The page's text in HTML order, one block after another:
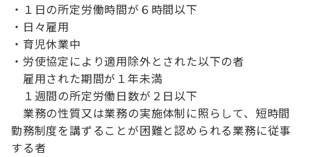
・１日の所定労働時間が６時間以下
・日々雇用
・育児休業中
・労使協定により適用除外とされた以下の者
雇用された期間が１年未満
１週間の所定労働日数が２日以下
業務の性質又は業務の実施体制に照らして、短時間
勤務制度を講ずることが困難と認められる業務に従事
する者